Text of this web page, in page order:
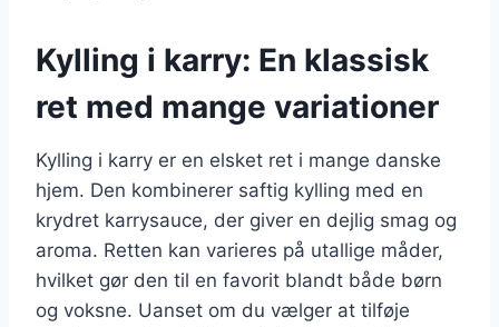
Kylling i karry: En klassisk
ret med mange variationer
Kylling i karry er en elsket ret i mange danske
hjem. Den kombinerer saftig kylling med en
krydret karrysauce, der giver en dejlig smag og
aroma. Retten kan varieres på utallige måder,
hvilket gør den til en favorit blandt både børn
og voksne. Uanset om du vælger at tilføje